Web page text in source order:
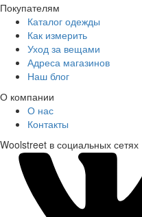
Покупателям
Каталог одежды
Как измерить
Уход за вещами
Адреса магазинов
Наш блог
О компании
О нас
Контакты
Woolstreet в социальных сетях